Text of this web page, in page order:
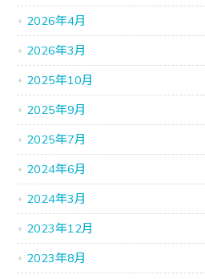
2026年4月
2026年3月
2025年10月
2025年9月
2025年7月
2024年6月
2024年3月
2023年12月
2023年8月